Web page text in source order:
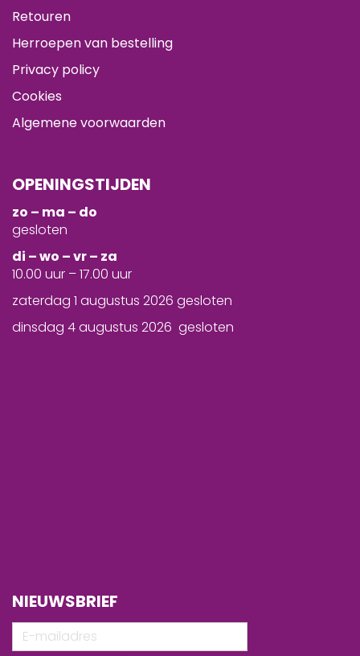
Retouren
Herroepen van bestelling
Privacy policy
Cookies
Algemene voorwaarden
OPENINGSTIJDEN
zo – ma – do
gesloten
di – wo – vr – za
10.00 uur – 17.00 uur
zaterdag 1 augustus 2026 gesloten
dinsdag 4 augustus 2026 gesloten
NIEUWSBRIEF